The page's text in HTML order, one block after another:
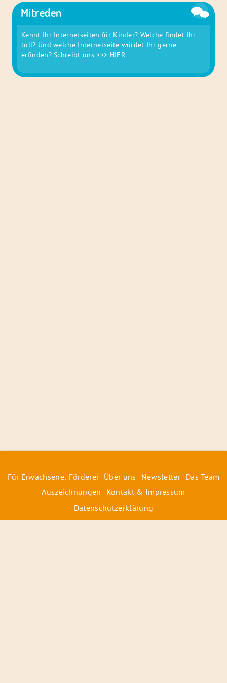
Mitreden
Kennt Ihr Internetseiten für Kinder? Welche findet Ihr
toll? Und welche Internetseite würdet Ihr gerne
erfinden? Schreibt uns>>> HIER
Für Erwachsene: Förderer Über uns Newsletter Das Team
Auszeichnungen
Kontakt & Impressum
Datenschutzerklärung